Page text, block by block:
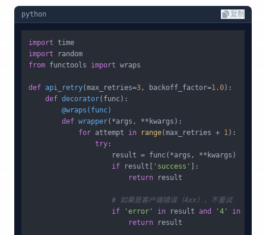
python 复制
import
import
from functools import wraps
def api_retry(max_retries=3 , backoff_factor=1.0):
def decorator( func
        @wraps(
func)
def wrapper( *args, **kwargs ):
for attempt in range(max_retries + 1 ):
try :
                    result = func(*args, **kwargs)
if result[ 'success' ]:
return result
# 如果是客户端错误（4xx），不重试
if
'error' in result and '4' in
return result